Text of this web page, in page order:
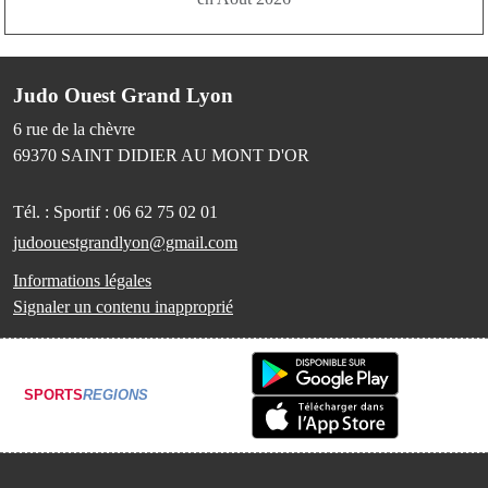
Judo Ouest Grand Lyon
6 rue de la chèvre
69370 SAINT DIDIER AU MONT D'OR
Tél. : Sportif : 06 62 75 02 01
judoouestgrandlyon@gmail.com
Informations légales
Signaler un contenu inapproprié
SPORTSREGIONS